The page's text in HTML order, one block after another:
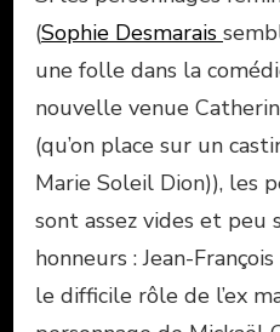
(Sophie Desmarais
une folle dans la
nouvelle venue
(qu’on place sur un
Marie Soleil Dion)), les
sont assez vides et peu
honneurs : Jean-
le difficile rôle de l’ex